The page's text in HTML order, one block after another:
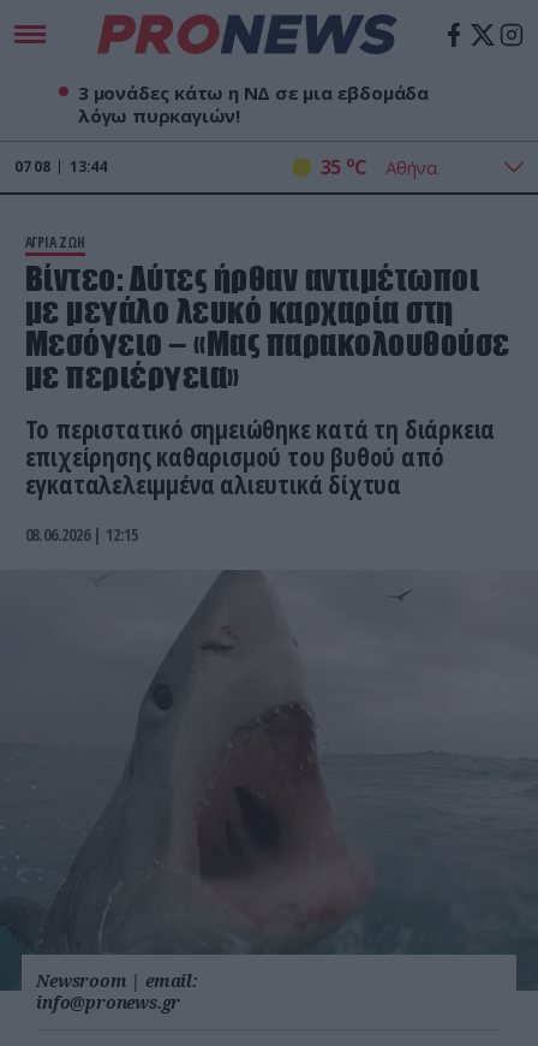
3 μονάδες κάτω η ΝΔ σε μια εβδομάδα
λόγω πυρκαγιών!
07 08 13:44 35 oC
ΑΓΡΙΑ ΖΩΗ
Βίντεο: Δύτες ήρθαν αντιμέτωποι
με μεγάλο λευκό καρχαρία στη
Μεσόγειο – «Μας παρακολουθούσε
με περιέργεια»
Το περιστατικό σημειώθηκε κατά τη διάρκεια
επιχείρησης καθαρισμού του βυθού από
εγκαταλελειμμένα αλιευτικά δίχτυα
08.06.2026 | 12:15
Newsroom | email:
info@pronews.gr